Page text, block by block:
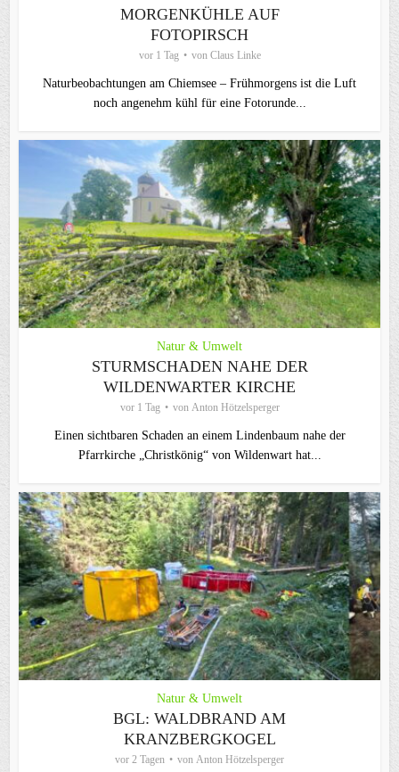
MORGENKÜHLE AUF
FOTOPIRSCH
vor 1 Tag von Claus Linke
Naturbeobachtungen am Chiemsee – Frühmorgens ist die Luft
noch angenehm kühl für eine Fotorunde...
Natur & Umwelt
STURMSCHADEN NAHE DER
WILDENWARTER KIRCHE
vor 1 Tag von Anton Hötzelsperger
Einen sichtbaren Schaden an einem Lindenbaum nahe der
Pfarrkirche „Christkönig“ von Wildenwart hat...
Natur & Umwelt
BGL: WALDBRAND AM
KRANZBERGKOGEL
vor 2 Tagen von Anton Hötzelsperger